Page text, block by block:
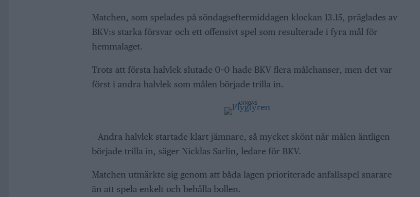
Matchen, som spelades på söndagseftermiddagen klockan 13.15, präglades av
BKV:s starka försvar och ett offensivt spel som resulterade i fyra mål för
hemmalaget.
Trots att första halvlek slutade 0–0 hade BKV flera målchanser, men det var
först i andra halvlek som målen började trilla in.
ANNONS
– Andra halvlek startade klart jämnare, så mycket skönt när målen äntligen
började trilla in, säger Nicklas Sarlin, ledare för BKV.
Matchen utmärkte sig genom att båda lagen prioriterade anfallsspel snarare
än att spela enkelt och behålla bollen.